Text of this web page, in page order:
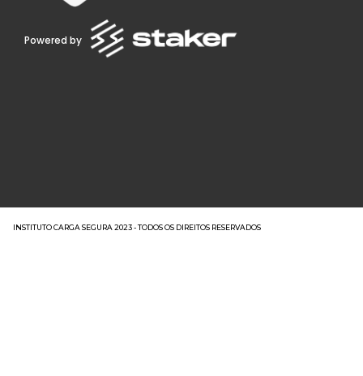
Powered by
INSTITUTO CARGA SEGURA 2023 - TODOS OS DIREITOS RESERVADOS